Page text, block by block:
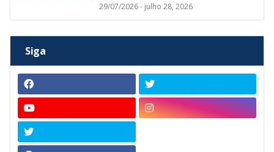
29/07/2026 - julho 28, 2026
Siga